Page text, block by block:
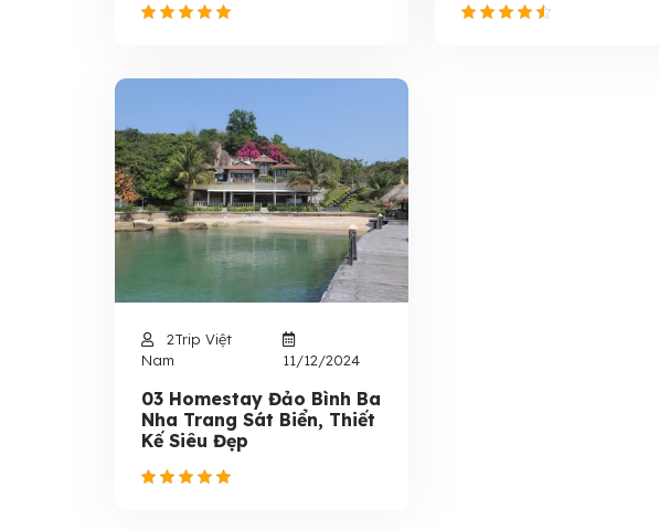
2Trip Việt
Nam
11/12/2024
03 Homestay Đảo Bình Ba
Nha Trang Sát Biển, Thiết
Kế Siêu Đẹp